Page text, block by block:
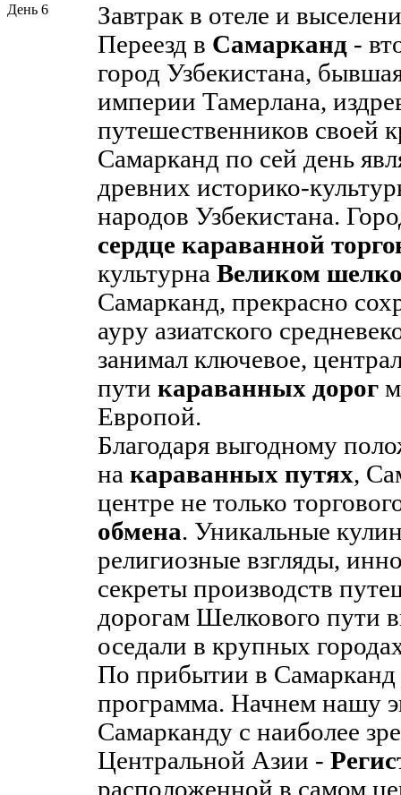
День 6
Завтрак в отеле и
Переезд в Самарканд -
город Узбекистана,
империи Тамерлана,
путешественников своей
Самарканд по сей день
древних историко-
народов Узбекистана.
сердце караванной
культурна Великом
Самарканд, прекрасно
ауру азиатского
занимал ключевое,
пути караванных дорог
Европой.
Благодаря выгодному
на караванных путях,
центре не только
обмена. Уникальные
религиозные взгляды,
секреты производств
дорогам Шелкового пути
оседали в крупных
По прибытии в Самарканд
программа. Начнем нашу
Самарканду с наиболее
Центральной Азии -
расположенной в самом